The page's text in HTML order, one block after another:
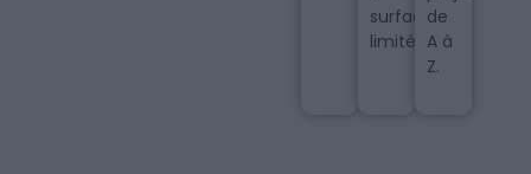
surface
limitée.
de
A à
Z.